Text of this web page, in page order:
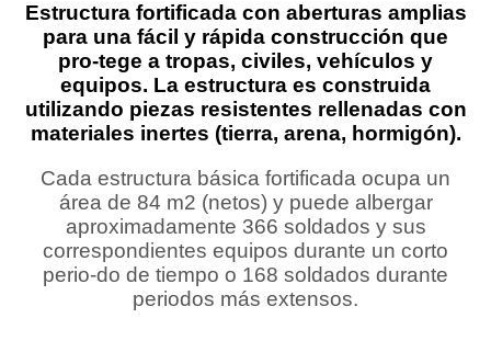
Estructura fortificada con aberturas amplias
para una fácil y rápida construcción que
pro-tege a tropas, civiles, vehículos y
equipos. La estructura es construida
utilizando piezas resistentes rellenadas con
materiales inertes (tierra, arena, hormigón).
Cada estructura básica fortificada ocupa un
área de 84 m2 (netos) y puede albergar
aproximadamente 366 soldados y sus
correspondientes equipos durante un corto
perio-do de tiempo o 168 soldados durante
periodos más extensos.